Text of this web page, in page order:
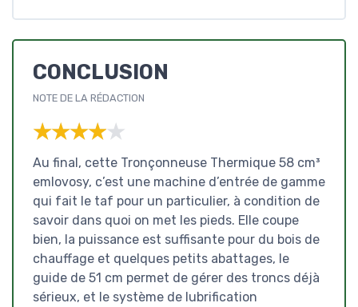
CONCLUSION
NOTE DE LA RÉDACTION
★★★★★
★★★★★
Au final, cette Tronçonneuse Thermique 58 cm³
emlovosy, c’est une machine d’entrée de gamme
qui fait le taf pour un particulier, à condition de
savoir dans quoi on met les pieds. Elle coupe
bien, la puissance est suffisante pour du bois de
chauffage et quelques petits abattages, le
guide de 51 cm permet de gérer des troncs déjà
sérieux, et le système de lubrification